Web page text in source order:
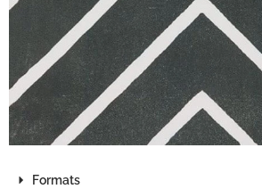
Formats